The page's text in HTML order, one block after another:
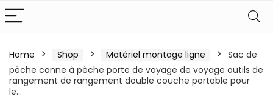
Home Shop Matériel montage ligne
Sac de
pêche canne à pêche porte de voyage de voyage outils de
rangement de rangement double couche portable pour
le…